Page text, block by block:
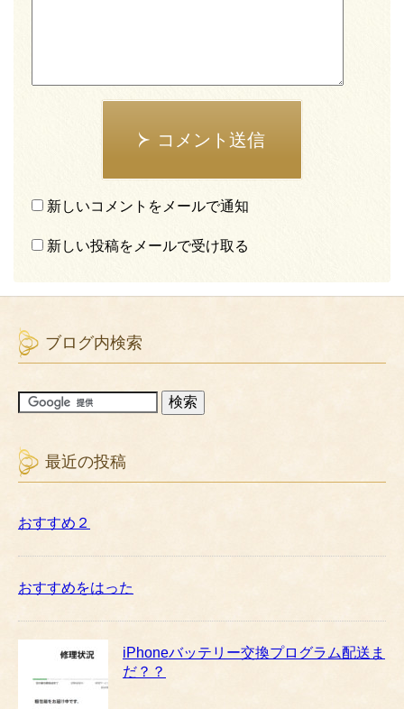
コメント送信
新しいコメントをメールで通知
新しい投稿をメールで受け取る
ブログ内検索
最近の投稿
おすすめ２
おすすめをはった
iPhoneバッテリー交換プログラム配送ま
だ？？